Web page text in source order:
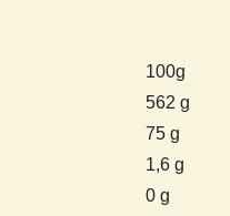
100g
562 g
75 g
1,6 g
0 g